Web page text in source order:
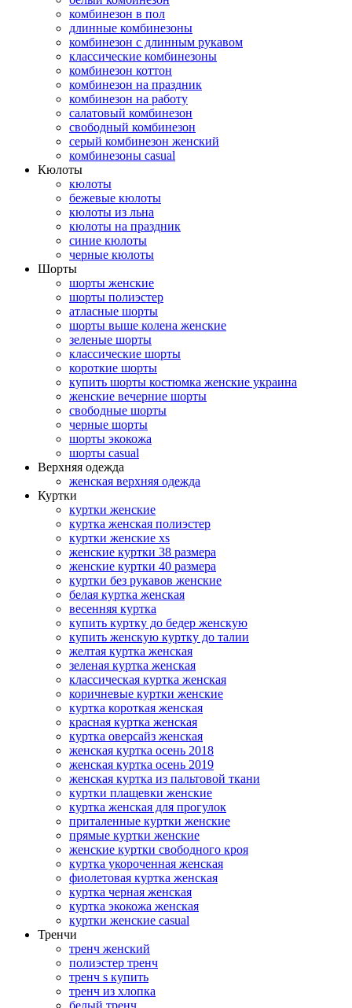
комбинезон в пол
длинные комбинезоны
комбинезон с длинным рукавом
классические комбинезоны
комбинезон коттон
комбинезон на праздник
комбинезон на работу
салатовый комбинезон
свободный комбинезон
серый комбинезон женский
комбинезоны casual
Кюлоты
кюлоты
бежевые кюлоты
кюлоты из льна
кюлоты на праздник
синие кюлоты
черные кюлоты
Шорты
шорты женские
шорты полиэстер
атласные шорты
шорты выше колена женские
зеленые шорты
классические шорты
короткие шорты
купить шорты костюмка женские украина
женские вечерние шорты
свободные шорты
черные шорты
шорты экокожа
шорты casual
Верхняя одежда
женская верхняя одежда
Куртки
куртки женские
куртка женская полиэстер
куртки женские xs
женские куртки 38 размера
женские куртки 40 размера
куртки без рукавов женские
белая куртка женская
весенняя куртка
купить куртку до бедер женскую
купить женскую куртку до талии
желтая куртка женская
зеленая куртка женская
классическая куртка женская
коричневые куртки женские
куртка короткая женская
красная куртка женская
куртка оверсайз женская
женская куртка осень 2018
женская куртка осень 2019
женская куртка из пальтовой ткани
куртки плащевки женские
куртка женская для прогулок
приталенные куртки женские
прямые куртки женские
женские куртки свободного кроя
куртка укороченная женская
фиолетовая куртка женская
куртка черная женская
куртка экокожа женская
куртки женские casual
Тренчи
тренч женский
полиэстер тренч
тренч s купить
тренч из хлопка
белый тренч